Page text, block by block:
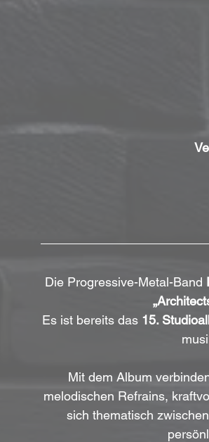
Die Progressive-Metal-Band
Es ist bereits das 15.
Mit dem Album
melodischen Refrains,
sich thematisch